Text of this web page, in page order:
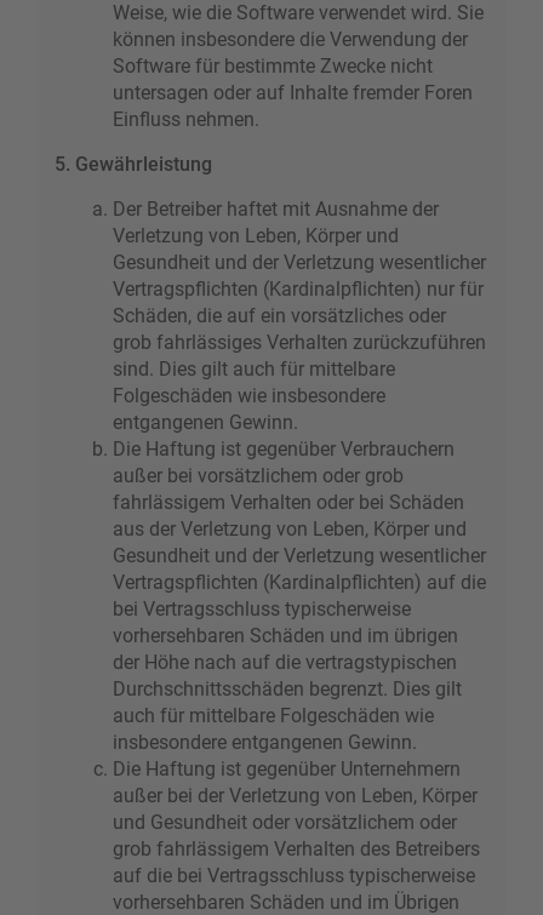
Weise, wie die Software verwendet wird. Sie
können insbesondere die Verwendung der
Software für bestimmte Zwecke nicht
untersagen oder auf Inhalte fremder Foren
Einfluss nehmen.
5. Gewährleistung
Der Betreiber haftet mit Ausnahme der
Verletzung von Leben, Körper und
Gesundheit und der Verletzung wesentlicher
Vertragspflichten (Kardinalpflichten) nur für
Schäden, die auf ein vorsätzliches oder
grob fahrlässiges Verhalten zurückzuführen
sind. Dies gilt auch für mittelbare
Folgeschäden wie insbesondere
entgangenen Gewinn.
Die Haftung ist gegenüber Verbrauchern
außer bei vorsätzlichem oder grob
fahrlässigem Verhalten oder bei Schäden
aus der Verletzung von Leben, Körper und
Gesundheit und der Verletzung wesentlicher
Vertragspflichten (Kardinalpflichten) auf die
bei Vertragsschluss typischerweise
vorhersehbaren Schäden und im übrigen
der Höhe nach auf die vertragstypischen
Durchschnittsschäden begrenzt. Dies gilt
auch für mittelbare Folgeschäden wie
insbesondere entgangenen Gewinn.
Die Haftung ist gegenüber Unternehmern
außer bei der Verletzung von Leben, Körper
und Gesundheit oder vorsätzlichem oder
grob fahrlässigem Verhalten des Betreibers
auf die bei Vertragsschluss typischerweise
vorhersehbaren Schäden und im Übrigen